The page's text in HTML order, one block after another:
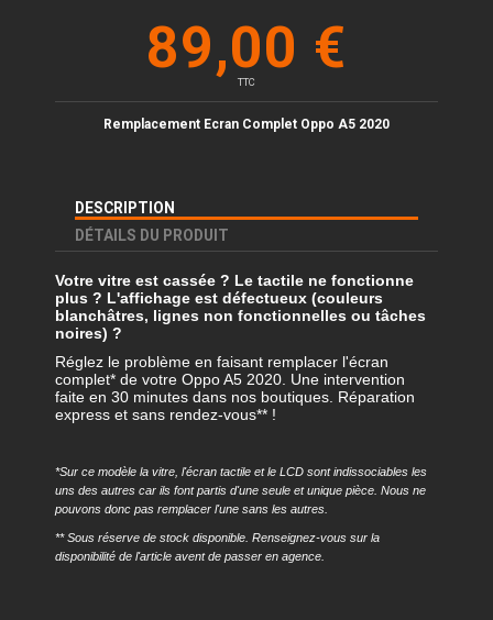
89,00 €
TTC
Remplacement Ecran Complet Oppo A5 2020
DESCRIPTION
DÉTAILS DU PRODUIT
Votre vitre est cassée ? Le tactile ne fonctionne
plus ? L'affichage est défectueux (couleurs
blanchâtres, lignes non fonctionnelles ou tâches
noires) ?
Réglez le problème en faisant remplacer l'écran
complet* de votre Oppo A5 2020. Une intervention
faite en 30 minutes dans nos boutiques. Réparation
express et sans rendez-vous** !
*Sur ce modèle la vitre, l'écran tactile et le LCD sont indissociables les
uns des autres car ils font partis d'une seule et unique pièce. Nous ne
pouvons donc pas remplacer l'une sans les autres.
** Sous réserve de stock disponible. Renseignez-vous sur la
disponibilité de l'article avent de passer en agence.